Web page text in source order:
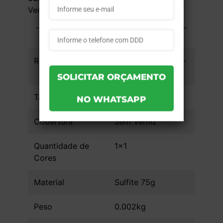
Verniz - 1 unid
Referência
491befeb58b3bd -
1un
Tamanho da Arte 14,8x21
Cobertura Sem Verniz
Quantidade de
Cores
1x1
Material Sulfite 75g
Peso 0.002kg